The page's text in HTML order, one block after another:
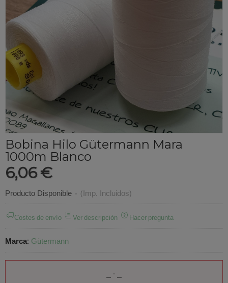
Bobina Hilo Gütermann Mara
1000m Blanco
6,06 €
Producto Disponible - (Imp. Incluidos)
Costes de envío Ver descripción Hacer pregunta
Marca: Gütermann